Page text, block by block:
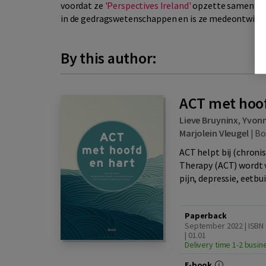
voordat ze 'Perspectives Ireland'opzette samen
in de gedragswetenschappen en is ze
By this author:
ACT met
Lieve Bruyninx,
Marjolein Vleugel|
ACT helpt bij
Therapy (ACT)
pijn, depressie,
Paperback
September 2022 | ISBN
| 01.01
Delivery time 1-2